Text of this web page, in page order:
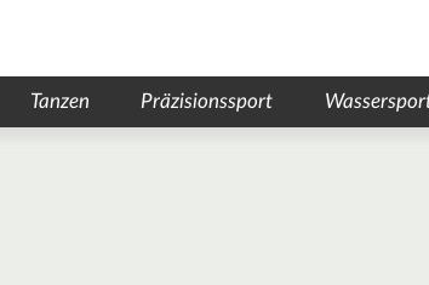
Tanzen Präzisionssport